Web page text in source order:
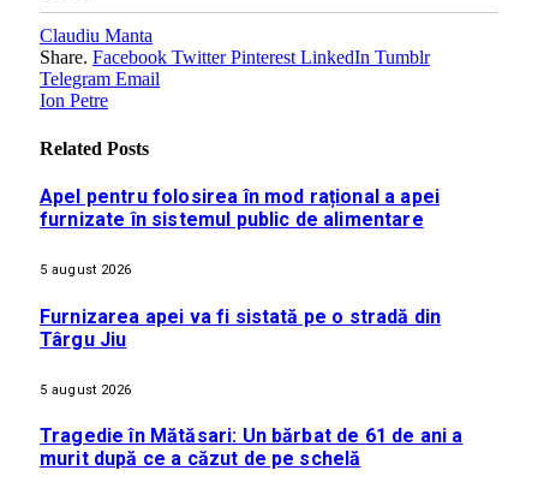
Claudiu Manta
Share. Facebook Twitter Pinterest LinkedIn Tumblr
Telegram Email
Ion Petre
Related Posts
Apel pentru folosirea în mod rațional a apei
furnizate în sistemul public de alimentare
5 august 2026
Furnizarea apei va fi sistată pe o stradă din
Târgu Jiu
5 august 2026
Tragedie în Mătăsari: Un bărbat de 61 de ani a
murit după ce a căzut de pe schelă